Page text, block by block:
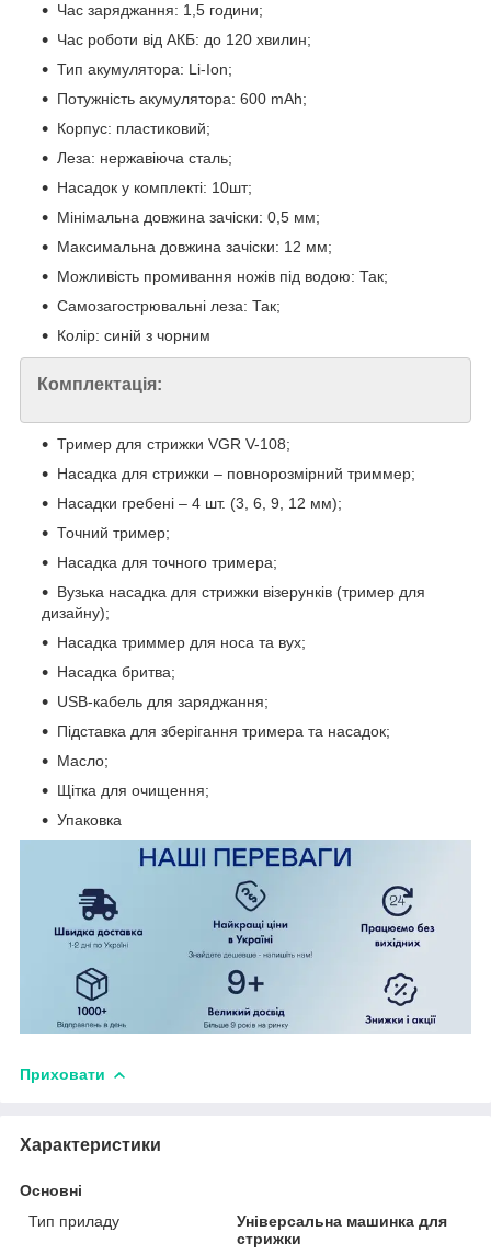
Час заряджання: 1,5 години;
Час роботи від АКБ: до 120 хвилин;
Тип акумулятора: Li-Ion;
Потужність акумулятора: 600 mAh;
Корпус: пластиковий;
Леза: нержавіюча сталь;
Насадок у комплекті: 10шт;
Мінімальна довжина зачіски: 0,5 мм;
Максимальна довжина зачіски: 12 мм;
Можливість промивання ножів під водою: Так;
Самозагострювальні леза: Так;
Колір: синій з чорним
Комплектація:
Тример для стрижки VGR V-108;
Насадка для стрижки – повнорозмірний триммер;
Насадки гребені – 4 шт. (3, 6, 9, 12 мм);
Точний тример;
Насадка для точного тримера;
Вузька насадка для стрижки візерунків (тример для
дизайну);
Насадка триммер для носа та вух;
Насадка бритва;
USB-кабель для заряджання;
Підставка для зберігання тримера та насадок;
Масло;
Щітка для очищення;
Упаковка
Приховати
Характеристики
Основні
Тип приладу
Універсальна машинка для
стрижки